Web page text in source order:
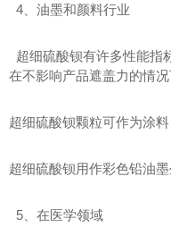
4、油墨和颜料行业
超细硫酸钡有许多性能指
在不影响产品遮盖力的情
超细硫酸钡颗粒可作为涂
超细硫酸钡用作彩色铅油
5、在医学领域